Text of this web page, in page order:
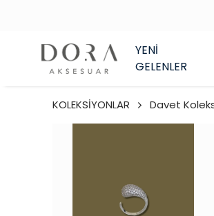
YENİ
GELENLER
KOLEKSİYONLAR Davet